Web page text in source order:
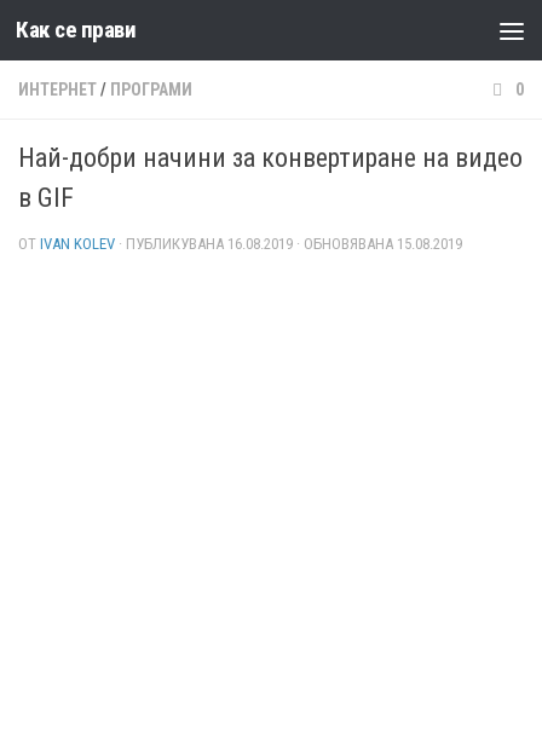
Към съдържанието
Как се прави
ИНТЕРНЕТ/ ПРОГРАМИ 0
Най-добри начини за конвертиране на видео
в GIF
ОТ IVAN KOLEV · ПУБЛИКУВАНА 16.08.2019 · ОБНОВЯВАНА 15.08.2019